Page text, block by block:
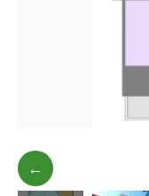
←
営業時間